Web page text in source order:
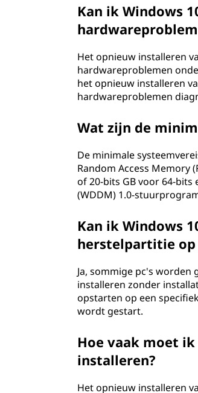
Kan ik Windows
Het opnieuw installeren
hardwareproblemen
het opnieuw installeren
hardwareproblemen
Wat zijn de
De minimale
Random Access Memory
of 20-bits GB voor 64-
(WDDM) 1.0-
Kan ik Windows
herstelpartitie op
Ja, sommige pc's
installeren zonder
opstarten op een
wordt gestart.
Hoe vaak moet
installeren?
Het opnieuw installeren